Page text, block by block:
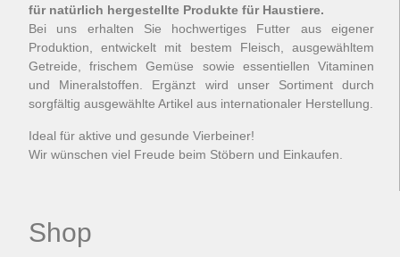
für natürlich hergestellte Produkte für Haustiere.
Bei uns erhalten Sie hochwertiges Futter aus eigener
Produktion, entwickelt mit bestem Fleisch, ausgewähltem
Getreide, frischem Gemüse sowie essentiellen Vitaminen
und Mineralstoffen. Ergänzt wird unser Sortiment durch
sorgfältig ausgewählte Artikel aus internationaler Herstellung.
Ideal für aktive und gesunde Vierbeiner!
Wir wünschen viel Freude beim Stöbern und Einkaufen.
Shop